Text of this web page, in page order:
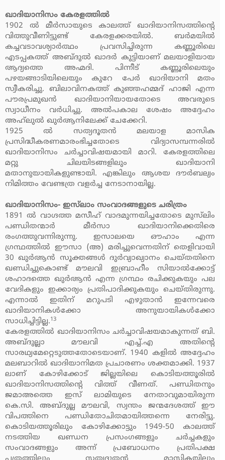
ഖാദിയാനിസം കേരളത്തില്‍
1902 ല്‍ മീര്‍സായുടെ കാലത്ത് ഖാദിയാനിസത്തിന്റെ
വിത്തുവീണിട്ടുണ്ട് കേരളക്കരയില്‍. ബര്‍മയില്‍
കച്ചവടാവശ്യാര്‍ത്ഥം പ്രവസിച്ചിരുന്ന കണ്ണൂരിലെ
എടപ്പകത്ത് അബ്ദുല്‍ ഖാദര്‍ കുട്ടിയാണ് മലയാളിയായ
ആദ്യത്തെ അഹ്മദി. പിന്നീട് കണ്ണൂരിലെയും
പഴയങ്ങാടിയിലെയും കുറേ പേര്‍ ഖാദിയാനി മതം
സ്വീകരിച്ചു. ബിലാവിനകത്ത് കുഞ്ഞഹമ്മദ് ഹാജി എന്ന
പൗരപ്രമുഖന്‍ ഖാദിയാനിയായതോടെ അവരുടെ
സ്വാധീനം വര്‍ധിച്ചു. അല്‍പകാല ശേഷം അദ്ദേഹം
അഹ്‌ലുല്‍ ഖുര്‍ആനിലേക്ക് ചേക്കേറി.
1925 ല്‍ സത്യദൂതന്‍ മലയാള മാസിക
പ്രസിദ്ധീകരണമാരംഭിച്ചതോടെ വിദ്യാസമ്പന്നരില്‍
ഖാദിയാനിസം ചര്‍ച്ചാവിഷയമായി മാറി. കേരളത്തിലെ
മറ്റു ചിലയിടങ്ങളിലും ഖാദിയാനി
മതാനുയായികളുണ്ടായി. എങ്കിലും ആശയ ദൗര്‍ബല്യം
നിമിത്തം വേണ്ടത്ര വളര്‍ച്ച നേടാനായില്ല.
ഖാദിയാനിസം- ഇസ്‌ലാം സംവാദങ്ങളുടെ ചരിത്രം
1891 ല്‍ വാഗ്ദത്ത മസീഹ് വാദമുന്നയിച്ചതോടെ മുസ്‌ലിം
പണ്ഡിതന്മാര്‍ മീര്‍സാ ഖാദിയാനിക്കെതിരെ
രംഗത്തുവന്നിരുന്നു. ഇസാലയെ ഔഹാം എന്ന
ഗ്രന്ഥത്തില്‍ ഈസാ (അ) മരിച്ചുവെന്നതിന് തെളിവായി
30 ഖുര്‍ആന്‍ സൂക്തങ്ങള്‍ ദുര്‍വ്യാഖ്യാനം ചെയ്തതിനെ
ഖണ്ഡിച്ചുകൊണ്ട് മൗലവി ഇബ്രാഹീം സിയാല്‍ക്കോട്ട്
ശഹാദത്തെ ഖുര്‍ആന്‍ എന്ന ഗ്രന്ഥം രചിക്കുകയും പല
വേദികളും ഇക്കാര്യം പ്രതിപാദിക്കുകയും ചെയ്തിരുന്നു.
എന്നാല്‍ ഇതിന് മറുപടി എഴുതാന്‍ ഇന്നേവരെ
ഖാദിയാനികള്‍ക്കോ അനുയായികള്‍ക്കോ
സാധിച്ചിട്ടില്ല.13
കേരളത്തില്‍ ഖാദിയാനിസം ചര്‍ച്ചാവിഷയമാകുന്നത് ബി.
അബ്ദുല്ലാ മൗലവി എച്ച്.എ അതിന്റെ
സാരഥ്യമേറ്റെടുത്തതോടെയാണ്. 1940 കളില്‍ അദ്ദേഹം
മലബാറില്‍ ഖാദിയാനിമത പ്രചാരണം ശക്തമാക്കി. 1937
ലാണ് കോഴിക്കോട് ജില്ലയിലെ കൊടിയത്തൂരില്‍
ഖാദിയാനിസത്തിന്റെ വിത്ത് വീണത്. പണ്ഡിതനും
ജമാഅത്തെ ഇസ് ലാമിയുടെ നേതാവുമായിരുന്ന
കെ.സി. അബ്ദുല്ല മൗലവി, സ്വന്തം ജന്മദേശത്ത് ഈ
വിപത്തിനെ പണ്ഡിതോചിതമായിത്തന്നെ നേരിട്ടു.
കൊടിയത്തൂരിലും കോഴിക്കോട്ടും 1949-50 കാലത്ത്
നടത്തിയ ഖണ്ഡന പ്രസംഗങ്ങളും ചര്‍ച്ചകളും
സംവാദങ്ങളും അന്ന് പ്രബോധനം പ്രതിപക്ഷ